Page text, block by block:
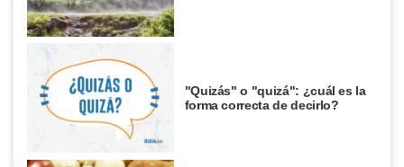
"Quizás" o "quizá": ¿cuál es la
forma correcta de decirlo?